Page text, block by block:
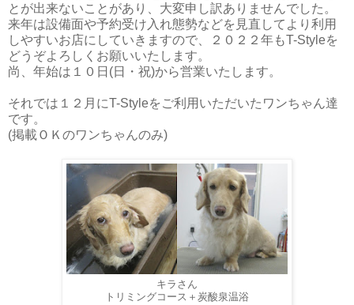
とが出来ないことがあり、大変申し訳ありませんでした。
来年は設備面や予約受け入れ態勢などを見直してより利用
しやすいお店にしていきますので、２０２２年もT-Styleを
どうぞよろしくお願いいたします。
尚、年始は１０日(日・祝)から営業いたします。
それでは１２月にT-Styleをご利用いただいたワンちゃん達
です。
(掲載ＯＫのワンちゃんのみ)
キラさん
トリミングコース＋炭酸泉温浴